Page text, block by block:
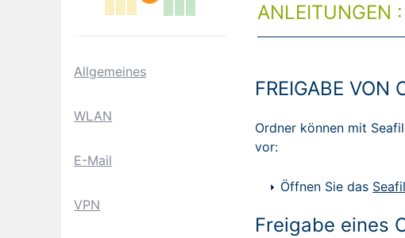
Allgemeines
WLAN
E-Mail
VPN
ANLEITUNGEN
FREIGABE VON
Ordner können mit
vor:
Öffnen Sie das
Freigabe eines